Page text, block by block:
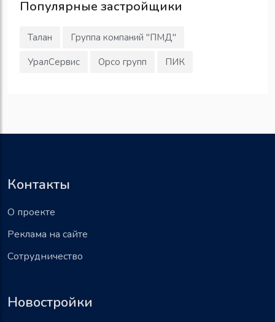
Популярные застройщики
Талан
Группа компаний "ПМД"
УралСервис
Орсо групп ПИК
Контакты
О проекте
Реклама на сайте
Сотрудничество
Новостройки